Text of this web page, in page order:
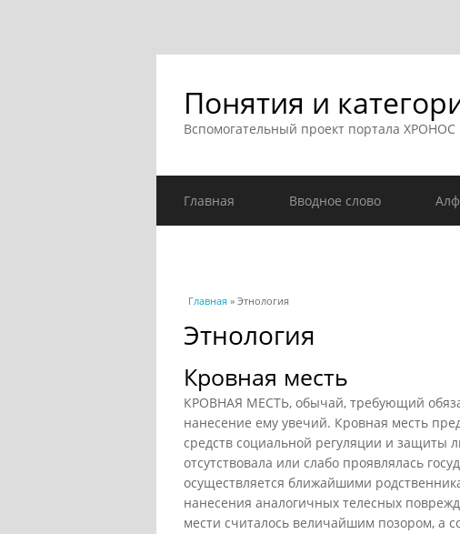
Понятия и
Вспомогательный проект портала ХРОНОС
Главная Вводное слово
Вы здесь
Главная » Этнология
Этнология
Кровная месть
КРОВНАЯ МЕСТЬ, обычай, требующий
нанесение ему увечий. Кровная месть
средств социальной регуляции и защиты
отсутствовала или слабо проявлялась
осуществляется ближайшими
нанесения аналогичных телесных
мести считалось величайшим позором, а